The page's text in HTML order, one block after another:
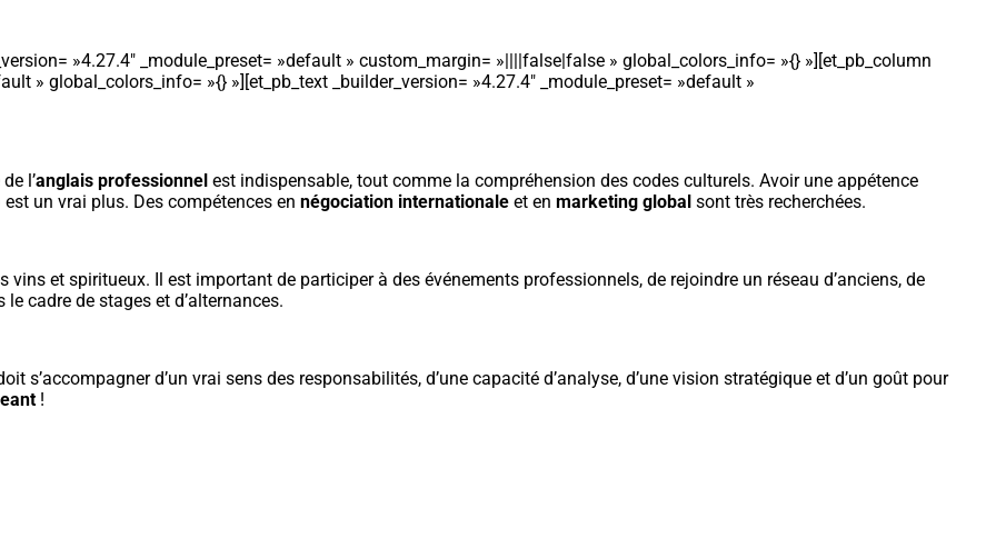
»4.27.4″ _module_preset= »default » custom_margin= »||||false|false » global_colors_info= »{} »][et_pb_column
» global_colors_info= »{} »][et_pb_text _builder_version= »4.27.4″ _module_preset= »default »
l’anglais professionnel est indispensable, tout comme la compréhension des codes culturels. Avoir une appétence
un vrai plus. Des compétences en négociation internationale et en marketing global sont très recherchées.
vins et spiritueux. Il est important de participer à des événements professionnels, de rejoindre un réseau d’anciens, de
cadre de stages et d’alternances.
s’accompagner d’un vrai sens des responsabilités, d’une capacité d’analyse, d’une vision stratégique et d’un goût pour
!